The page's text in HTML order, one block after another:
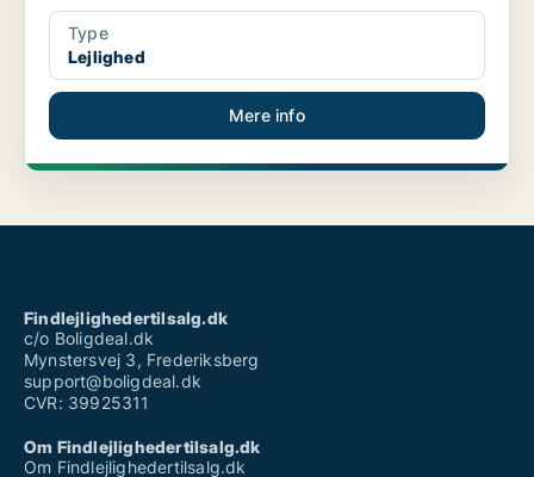
Type
Lejlighed
Mere info
Findlejlighedertilsalg.dk
c/o Boligdeal.dk
Mynstersvej 3, Frederiksberg
support@boligdeal.dk
CVR: 39925311
Om Findlejlighedertilsalg.dk
Om Findlejlighedertilsalg.dk